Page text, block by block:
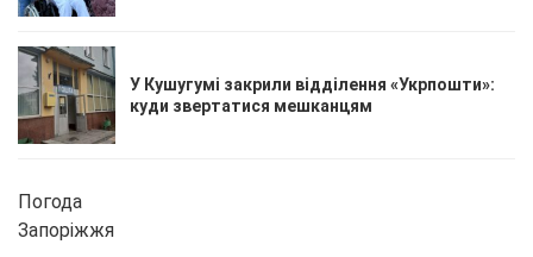
У Кушугумі закрили відділення «Укрпошти»:
куди звертатися мешканцям
Погода
Запоріжжя